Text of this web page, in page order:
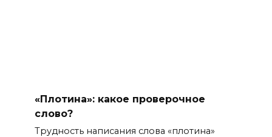
«Плотина»: какое проверочное
слово?
Трудность написания слова «плотина»